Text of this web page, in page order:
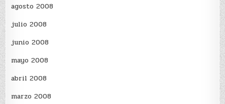
agosto 2008
julio 2008
junio 2008
mayo 2008
abril 2008
marzo 2008